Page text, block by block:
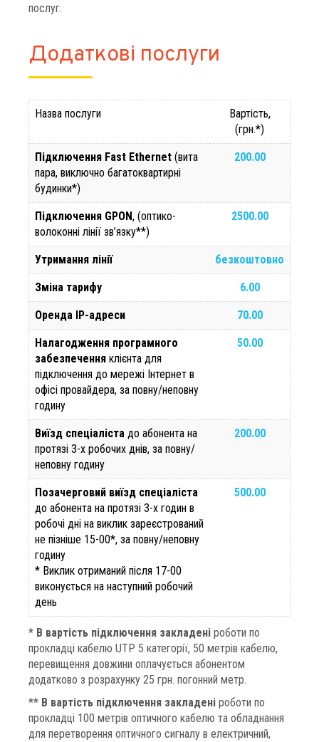
послуг.
Додаткові послуги
Назва послуги
Вартість,
(грн.*)
Підключення Fast Ethernet (вита
пара, виключно багатоквартирні
будинки*)
200.00
Підключення GPON, (оптико-
волоконні лінії зв’язку**)
2500.00
Утримання лінії безкоштовно
Зміна тарифу 6.00
Оренда ІР-адреси 70.00
Налагодження програмного
забезпечення клієнта для
підключення до мережі Інтернет в
офісі провайдера, за повну/неповну
годину
50.00
Виїзд спеціаліста до абонента на
протязі 3-х робочих днів, за повну/
неповну годину
200.00
Позачерговий виїзд спеціаліста
до абонента на протязі 3-х годин в
робочі дні на виклик зареєстрований
не пізніше 15-00*, за повну/неповну
годину
* Виклик отриманий після 17-00
виконується на наступний робочий
день
500.00
* В вартість підключення закладені роботи по
прокладці кабелю UTP 5 категорії, 50 метрів кабелю,
перевищення довжини оплачується абонентом
додатково з розрахунку 25 грн. погонний метр.
** В вартість підключення закладені роботи по
прокладці 100 метрів оптичного кабелю та обладнання
для перетворення оптичного сигналу в електричний,